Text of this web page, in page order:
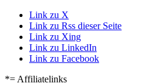
Link zu X
Link zu Rss dieser Seite
Link zu Xing
Link zu LinkedIn
Link zu Facebook
*= Affiliatelinks